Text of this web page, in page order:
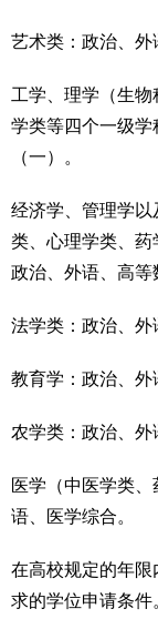
艺术类：政治、外
工学、理学（生
学类等四个一级
（一）。
经济学、管理学
类、心理学类、药
政治、外语、高等
法学类：政治、外
教育学：政治、外
农学类：政治、外
医学（中医学类
语、医学综合。
在高校规定的年
求的学位申请条件